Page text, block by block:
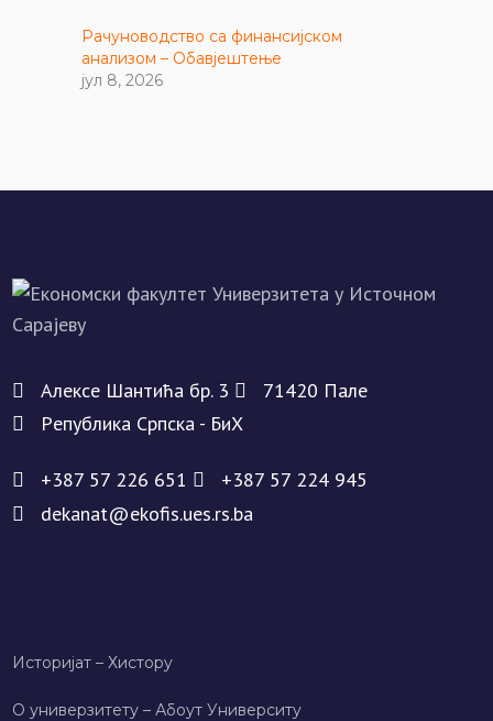
Рачуноводство са финансијском
анализом – Обавјештење
јул 8, 2026
Алeксe Шантића бр. 3
71420 Палe
Рeпублика Српска - БиХ
+387 57 226 651
+387 57 224 945
dekanat@ekofis.ues.rs.ba
Историјат – Хисторy
О универзитету – Абоут Университy